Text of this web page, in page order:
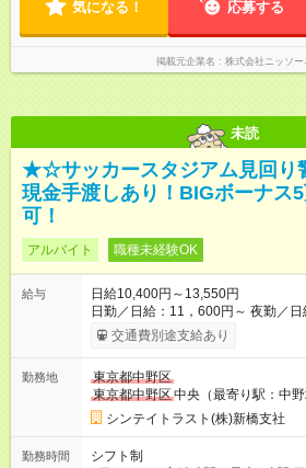
気になる！ 応募する
掲載元企業名 株式会社ニッソー
未読
★☆サッカースタジアム見回
現金手渡しあり！BIGボーナス
可！
アルバイト 職種未経験OK
給与
日給10,400円～13,550円
日勤／日給：11，600円～ 夜勤／日給：
が週2日以下の場合 日勤／日給：10
350円 ・－・－・ ◆交通費別途全額支給 ※規定あり ◆支払方
い・月払いOK ⇒ご希望をお聞かせ
り ◆残業手当あり ◆日給保障あり └
◆扶養内勤務OK ・－・－・ ≪ 法定研修 ≫ 研修時の給与：
日給10，000円×3日間（24時間）
交通費別途支給あり
勤務地
東京都中野区
東京都中野区中央（最寄り駅：中野
シンテイトラスト(株)新橋支社
勤務時間
シフト制